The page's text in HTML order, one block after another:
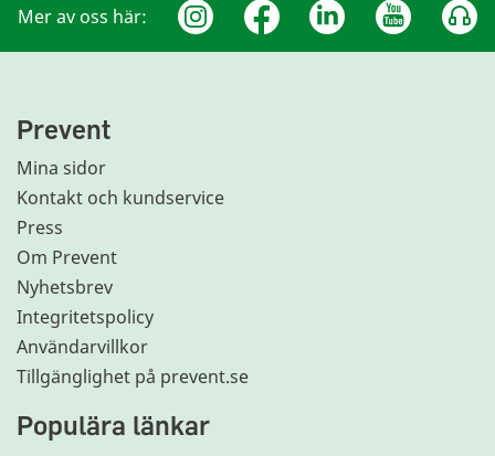
Mer av oss här:
Prevent
Mina sidor
Kontakt och kundservice
Press
Om Prevent
Nyhetsbrev
Integritetspolicy
Användarvillkor
Tillgänglighet på prevent.se
Populära länkar